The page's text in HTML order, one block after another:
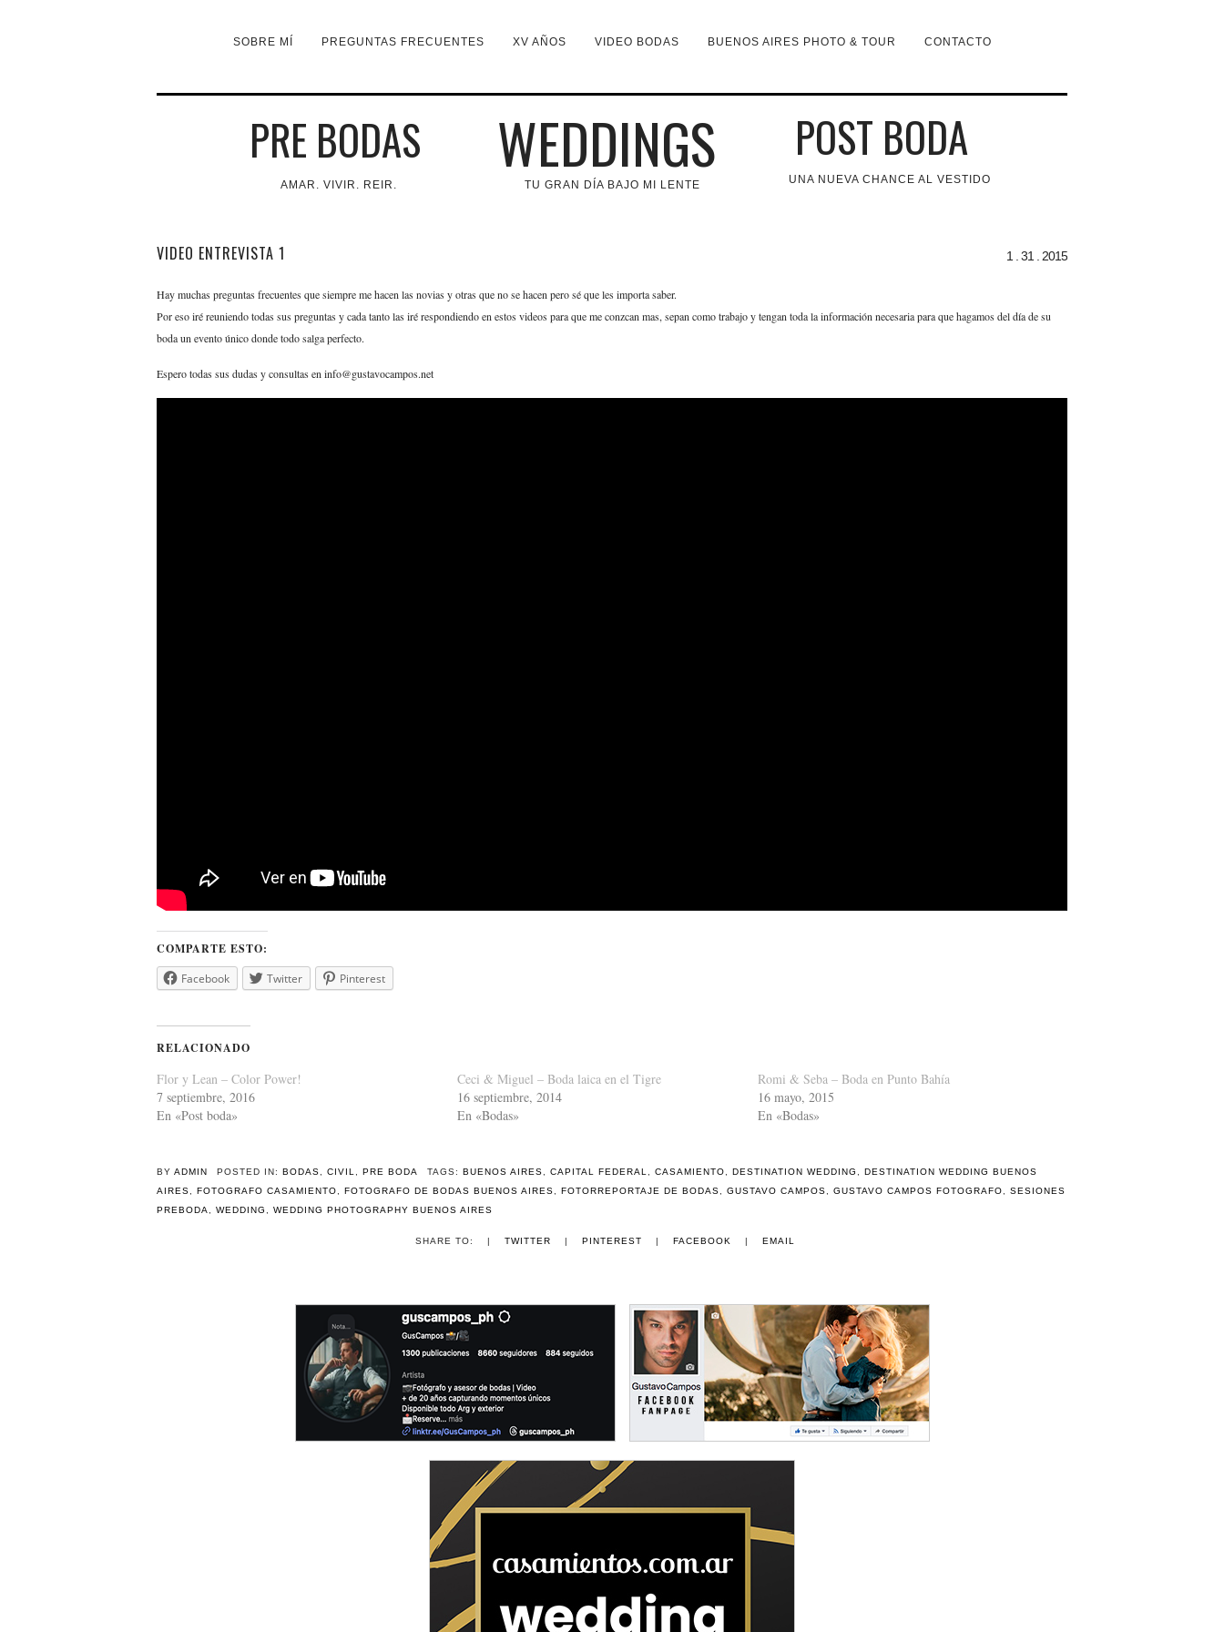
SOBRE MÍ PREGUNTAS FRECUENTES XV AÑOS VIDEO BODAS BUENOS AIRES PHOTO & TOUR CONTACTO
PRE BODAS
AMAR. VIVIR. REIR.
WEDDINGS
TU GRAN DÍA BAJO MI LENTE
POST BODA
UNA NUEVA CHANCE AL VESTIDO
1 . 31 . 2015
VIDEO ENTREVISTA 1
Hay muchas preguntas frecuentes que siempre me hacen las novias y otras que no se hacen pero sé que les importa saber.
Por eso iré reuniendo todas sus preguntas y cada tanto las iré respondiendo en estos videos para que me conzcan mas, sepan como trabajo y tengan toda la información necesaria para que hagamos del día de su
boda un evento único donde todo salga perfecto.
Espero todas sus dudas y consultas en info@gustavocampos.net
COMPARTE ESTO:
Facebook
Twitter Pinterest
RELACIONADO
Flor y Lean – Color Power!
7 septiembre, 2016
En «Post boda»
Ceci & Miguel – Boda laica en el Tigre
16 septiembre, 2014
En «Bodas»
Romi & Seba – Boda en Punto Bahía
16 mayo, 2015
En «Bodas»
BY ADMIN POSTED IN: BODAS CIVIL PRE BODA TAGS: BUENOS AIRES CAPITAL FEDERAL CASAMIENTO DESTINATION WEDDING
DESTINATION WEDDING BUENOS
AIRES
FOTOGRAFO CASAMIENTO FOTOGRAFO DE BODAS BUENOS AIRES FOTORREPORTAJE DE BODAS GUSTAVO CAMPOS GUSTAVO CAMPOS FOTOGRAFO
SESIONES
PREBODA
WEDDING WEDDING PHOTOGRAPHY BUENOS AIRES
SHARE TO: | TWITTER | PINTEREST | FACEBOOK | EMAIL